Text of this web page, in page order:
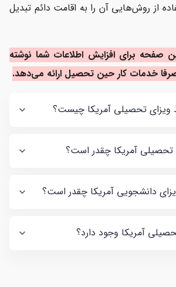
از روش‌هایی آن را به اقامت دائم تبدیل
صفحه برای افزایش اطلاعات شما نوشته
خدمات کار حین تحصیل ارائه می‌دهد.
ویزای تحصیلی آمریکا چیست؟
تحصیلی آمریکا چقدر است؟
دانشجویی آمریکا چقدر است؟
آمریکا وجود دارد؟